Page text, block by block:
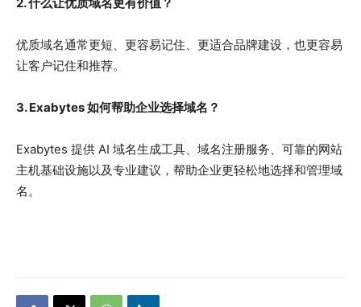
优质域名通常更短、更容易记住、更适合品牌建设，也更容易
让客户记住和推荐。
3. Exabytes 如何帮助企业选择域名？
Exabytes 提供 AI 域名生成工具、域名注册服务、可靠的网站
主机基础设施以及专业建议，帮助企业更轻松地选择和管理域
名。